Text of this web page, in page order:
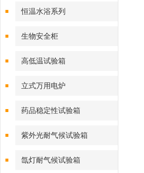
恒温水浴系列
生物安全柜
高低温试验箱
立式万用电炉
药品稳定性试验箱
紫外光耐气候试验箱
氙灯耐气候试验箱